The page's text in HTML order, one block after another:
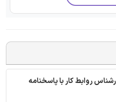
روابط کار با پاسخنامه